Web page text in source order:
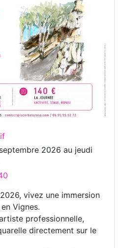
2026 au jeudi
vivez une immersion
Vignes.
professionnelle,
directement sur le